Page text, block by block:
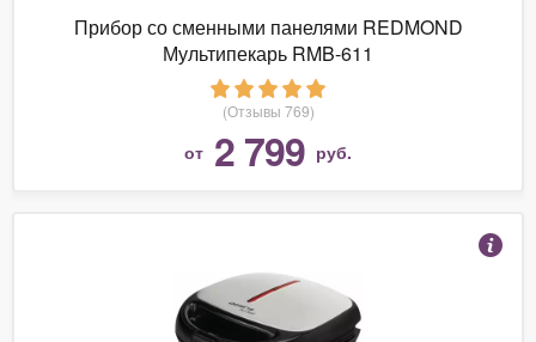
Прибор со сменными панелями REDMOND
Мультипекарь RMB-611
(Отзывы 769)
от 2 799 руб.